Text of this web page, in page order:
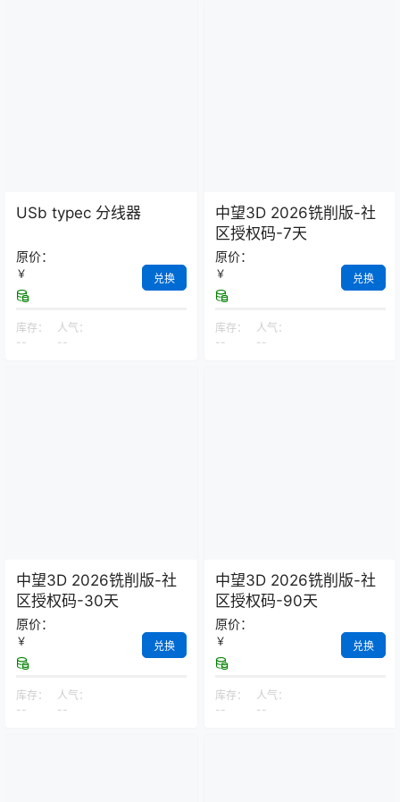
USb typec 分线器
原价：
￥ 兑换
库存：
--
人气：
--
中望3D 2026铣削版-社
区授权码-7天
原价：
￥ 兑换
库存：
--
人气：
--
中望3D 2026铣削版-社
区授权码-30天
原价：
￥ 兑换
库存：
--
人气：
--
中望3D 2026铣削版-社
区授权码-90天
原价：
￥ 兑换
库存：
--
人气：
--